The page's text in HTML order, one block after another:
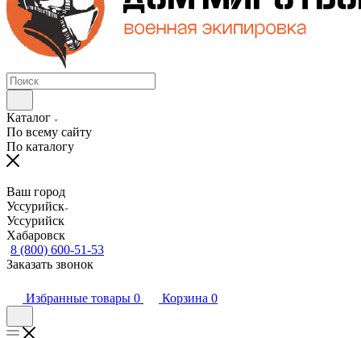
Каталог
По всему сайту
По каталогу
Ваш город
Уссурийск
Уссурийск
Хабаровск
8 (800) 600-51-53
Заказать звонок
Избранные товары 0 Корзина 0